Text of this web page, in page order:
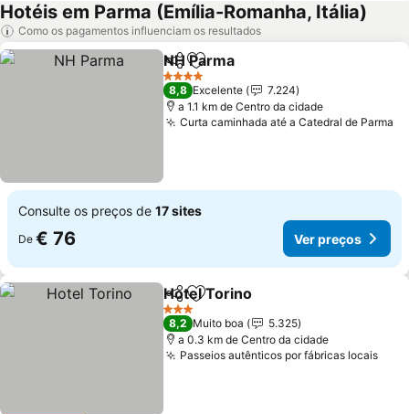
Hotéis em Parma (Emília-Romanha, Itália)
Como os pagamentos influenciam os resultados
PartilharAdicionar aos favoritos
NH Parma
4 Estrelas
8,8 Excelente
7.224
a 1.1 km de Centro da cidade
Curta caminhada até a Catedral de Parma
Consulte os preços de 17 sites
De € 76 Ver preços
PartilharAdicionar aos favoritos
Hotel Torino
3 Estrelas
8,2 Muito boa
5.325
a 0.3 km de Centro da cidade
Passeios autênticos por fábricas locais